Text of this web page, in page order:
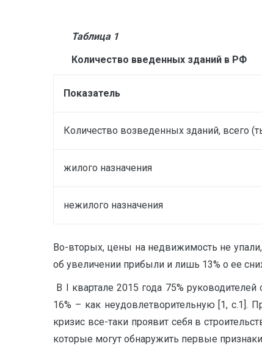
Таблица 1
Количество введенных зданий в РФ
Показатель
Количество возведенных зданий, всего
жилого назначения
нежилого назначения
Во-вторых, цены на недвижимость не
об увеличении прибыли и лишь 13% о ее
В I квартале 2015 года 75%
16% – как неудовлетворительную [1, с.1].
кризис все-таки проявит себя в
которые могут обнаружить первые